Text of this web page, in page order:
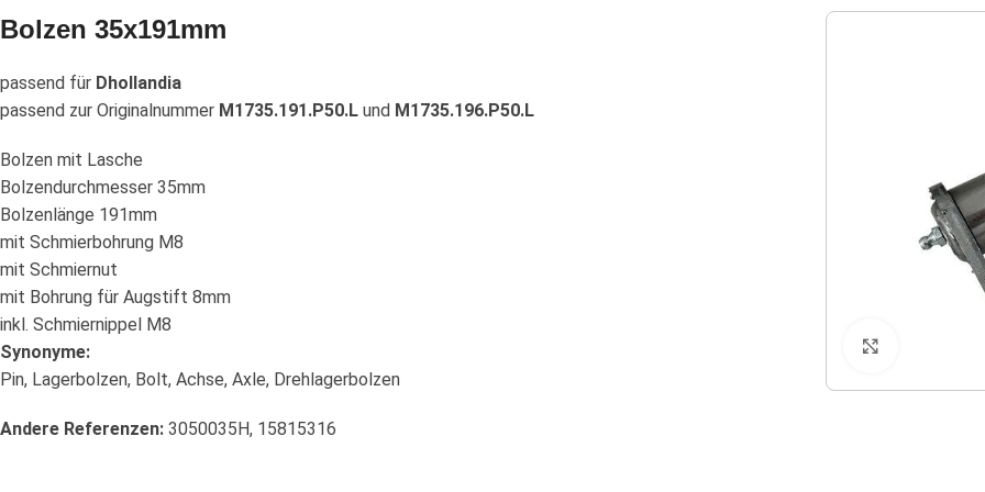
Bolzen 35x191mm
passend für Dhollandia
passend zur Originalnummer M1735.191.P50.L und M1735.196.P50.L
Bolzen mit Lasche
Bolzendurchmesser 35mm
Bolzenlänge 191mm
mit Schmierbohrung M8
mit Schmiernut
mit Bohrung für Augstift 8mm
inkl. Schmiernippel M8
Synonyme:
Pin, Lagerbolzen, Bolt, Achse, Axle, Drehlagerbolzen
Andere Referenzen: 3050035H, 15815316